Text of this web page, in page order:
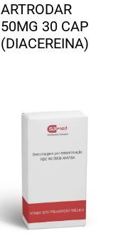
ARTRODAR
50MG 30 CAP
(DIACEREINA)